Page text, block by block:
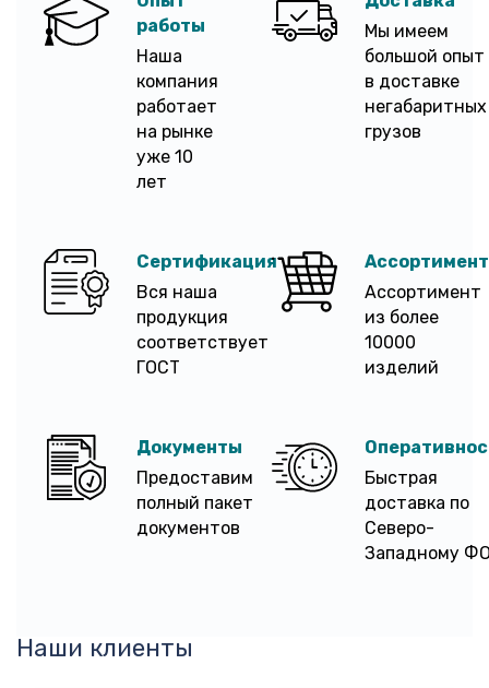
работы
Наша
компания
работает
на рынке
уже 10
лет
Мы имеем
большой опыт
в доставке
негабаритных
грузов
Сертификация
Вся наша
продукция
соответствует
ГОСТ
Ассортимент
Ассортимент
из более
10000
изделий
Документы
Предоставим
полный пакет
документов
Быстрая
доставка по
Северо-
Западному
Наши клиенты